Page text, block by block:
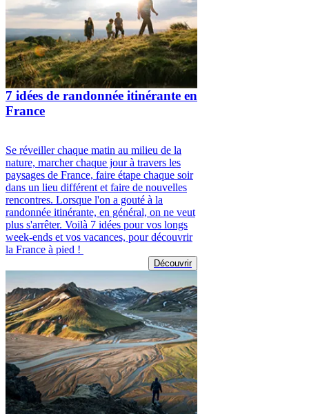
7 idées de randonnée itinérante en
France
Se réveiller chaque matin au milieu de la
nature, marcher chaque jour à travers les
paysages de France, faire étape chaque soir
dans un lieu différent et faire de nouvelles
rencontres. Lorsque l'on a gouté à la
randonnée itinérante, en général, on ne veut
plus s'arrêter. Voilà 7 idées pour vos longs
week-ends et vos vacances, pour découvrir
la France à pied !
Découvrir